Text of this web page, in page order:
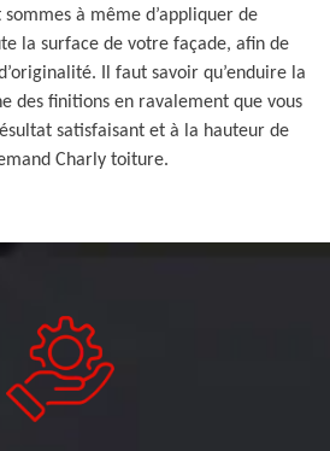
à même d’appliquer de
la surface de votre façade, afin de
Il faut savoir qu’enduire la
des finitions en ravalement que vous
satisfaisant et à la hauteur de
Charly toiture.